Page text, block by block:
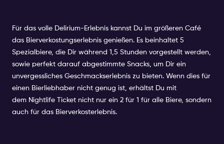
Für das volle Delirium-Erlebnis kannst Du im größeren Café
das Bierverkostungserlebnis genießen. Es beinhaltet 5
Spezialbiere, die Dir während 1,5 Stunden vorgestellt werden,
sowie perfekt darauf abgestimmte Snacks, um Dir ein
unvergessliches Geschmackserlebnis zu bieten. Wenn dies für
einen Bierliebhaber nicht genug ist, erhältst Du mit
dem Nightlife Ticket nicht nur ein 2 für 1 für alle Biere, sondern
auch für das Bierverkosterlebnis.